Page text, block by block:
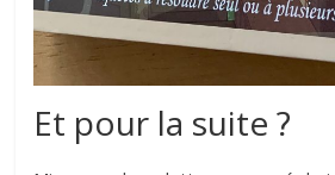
Et pour la suite ?